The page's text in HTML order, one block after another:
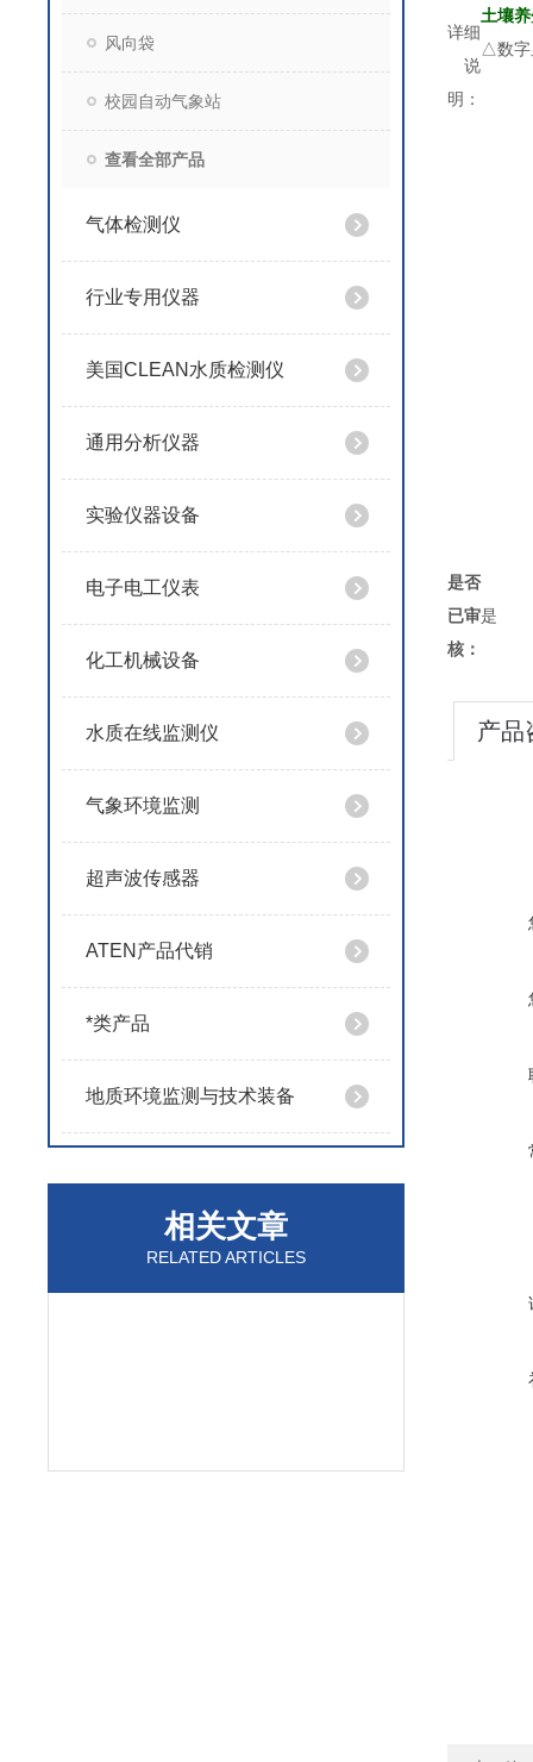
风向袋
校园自动气象站
查看全部产品
气体检测仪
行业专用仪器
美国CLEAN水质检测仪
通用分析仪器
实验仪器设备
电子电工仪表
化工机械设备
水质在线监测仪
气象环境监测
超声波传感器
ATEN产品代销
*类产品
地质环境监测与技术装备
相关文章
RELATED ARTICLES
详细
说
明：
土壤
△数字
是否
已审
核：
是
产品